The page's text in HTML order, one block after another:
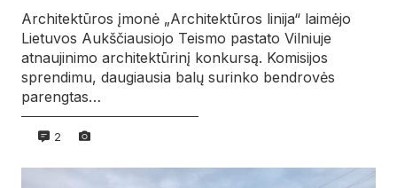
Architektūros įmonė „Architektūros linija“ laimėjo
Lietuvos Aukščiausiojo Teismo pastato Vilniuje
atnaujinimo architektūrinį konkursą. Komisijos
sprendimu, daugiausia balų surinko bendrovės
parengtas…
2